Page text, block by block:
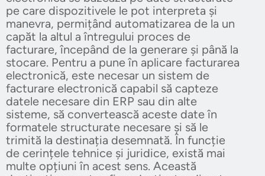
pe care dispozitivele le pot interpreta și
manevra, permițând automatizarea de la un
capăt la altul a întregului proces de
facturare, începând de la generare și până la
stocare. Pentru a pune în aplicare facturarea
electronică, este necesar un sistem de
facturare electronică capabil să capteze
datele necesare din ERP sau din alte
sisteme, să convertească aceste date în
formatele structurate necesare și să le
trimită la destinația desemnată. În funcție
de cerințele tehnice și juridice, există mai
multe opțiuni în acest sens. Această